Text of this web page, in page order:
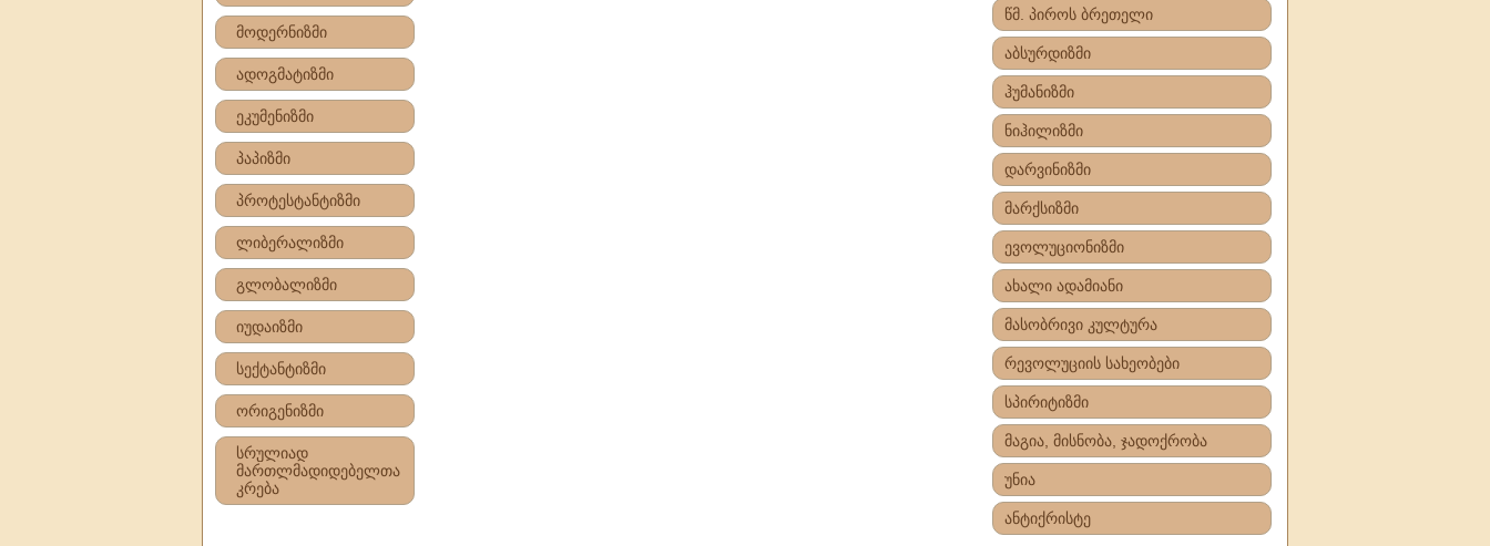
მოდერნიზმი
ადოგმატიზმი
ეკუმენიზმი
პაპიზმი
პროტესტანტიზმი
ლიბერალიზმი
გლობალიზმი
იუდაიზმი
სექტანტიზმი
ორიგენიზმი
სრულიად
მართლმადიდებელთა
კრება
წმ. პიროს ბრეთელი
აბსურდიზმი
ჰუმანიზმი
ნიჰილიზმი
დარვინიზმი
მარქსიზმი
ევოლუციონიზმი
ახალი ადამიანი
მასობრივი კულტურა
რევოლუციის სახეობები
სპირიტიზმი
მაგია, მისნობა, ჯადოქრობა
უნია
ანტიქრისტე